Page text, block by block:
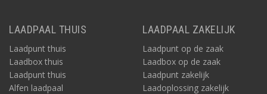
Deze en anderecamper elektra onderdelen , in elk gewenste
voor de bijbehorende elektra-accessoires zoals kabels en
zekeringen.
LAADPAAL THUIS
Laadpunt thuis
Laadbox thuis
Laadpunt thuis
Alfen laadpaal
LAADPAAL ZAKELIJK
Laadpunt op de zaak
Laadbox op de zaak
Laadpunt zakelijk
Laadoplossing zakelijk